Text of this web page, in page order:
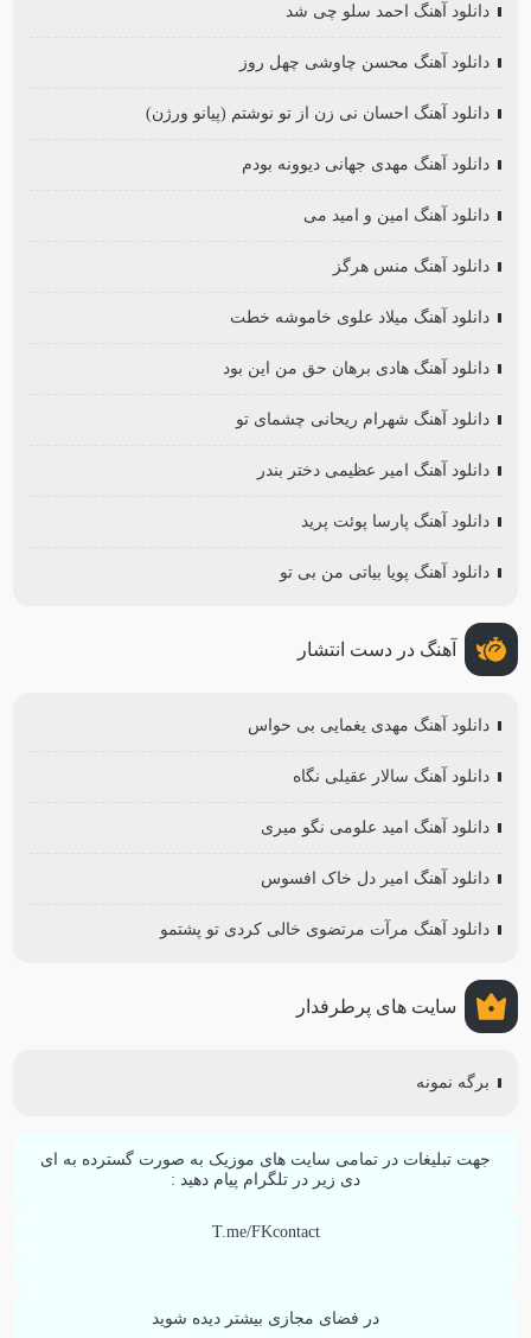
دانلود آهنگ احمد سلو چی شد
دانلود آهنگ محسن چاوشی چهل روز
دانلود آهنگ احسان نی زن از تو نوشتم (پیانو ورژن)
دانلود آهنگ مهدی جهانی دیوونه بودم
دانلود آهنگ امین و امید می
دانلود آهنگ منس هرگز
دانلود آهنگ میلاد علوی خاموشه خطت
دانلود آهنگ هادی برهان حق من این بود
دانلود آهنگ شهرام ریحانی چشمای تو
دانلود آهنگ امیر عظیمی دختر بندر
دانلود آهنگ پارسا پوئت پرید
دانلود آهنگ پویا بیاتی من بی تو
آهنگ در دست انتشار
دانلود آهنگ مهدی یغمایی بی حواس
دانلود آهنگ سالار عقیلی نگاه
دانلود آهنگ امید علومی نگو میری
دانلود آهنگ امیر دل خاک افسوس
دانلود آهنگ مرآت مرتضوی خالی کردی تو پشتمو
سایت های پرطرفدار
برگه نمونه
جهت تبلیغات در تمامی سایت های موزیک به صورت گسترده به ای
دی زیر در تلگرام پیام دهید :
T.me/FKcontact
در فضای مجازی بیشتر دیده شوید